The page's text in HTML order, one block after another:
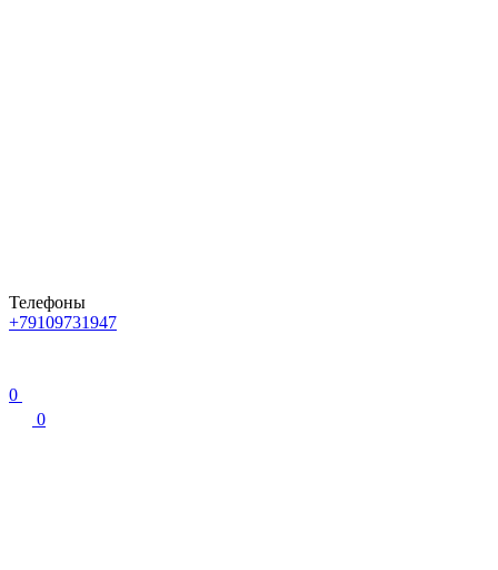
Телефоны
+79109731947
0
0